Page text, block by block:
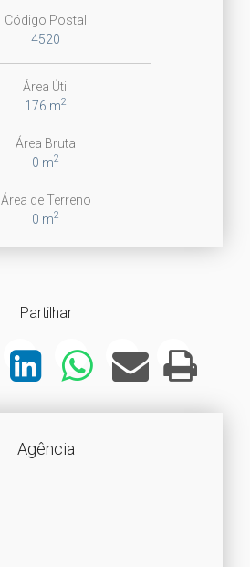
Código Postal
4520
Área Útil
176 m2
Área Bruta
0 m2
Área de Terreno
0 m2
Partilhar
Agência